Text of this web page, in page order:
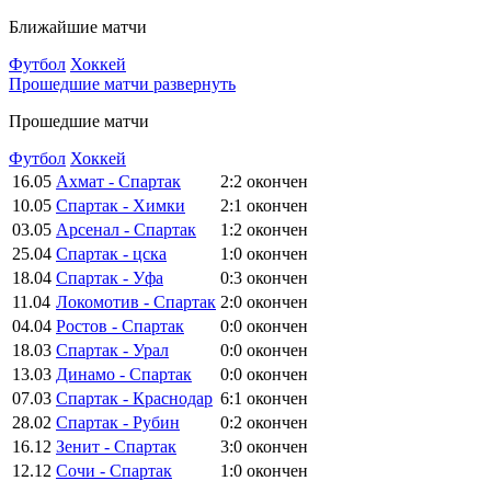
Ближайшие матчи
Футбол Хоккей
Прошедшие матчи развернуть
Прошедшие матчи
Футбол Хоккей
16.05 Ахмат - Спартак 2:2 окончен
10.05 Спартак - Химки 2:1 окончен
03.05 Арсенал - Спартак 1:2 окончен
25.04 Спартак - цска 1:0 окончен
18.04 Спартак - Уфа 0:3 окончен
11.04 Локомотив - Спартак 2:0 окончен
04.04 Ростов - Спартак 0:0 окончен
18.03 Спартак - Урал 0:0 окончен
13.03 Динамо - Спартак 0:0 окончен
07.03 Спартак - Краснодар 6:1 окончен
28.02 Спартак - Рубин 0:2 окончен
16.12 Зенит - Спартак 3:0 окончен
12.12 Сочи - Спартак 1:0 окончен